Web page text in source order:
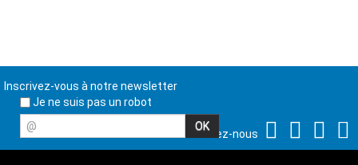
Inscrivez-vous à notre newsletter
Je ne suis pas un robot
@
Suivez-nous